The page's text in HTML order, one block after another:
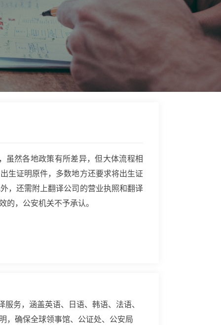
虽然各地政策有所差异，但大体流程相
生证明原件，多数地方还要求将出生证
，还需附上翻译公司的营业执照和翻译
，公安机关不予承认。
务，涵盖英语、日语、韩语、法语、
，确保全球领事馆、公证处、公安局